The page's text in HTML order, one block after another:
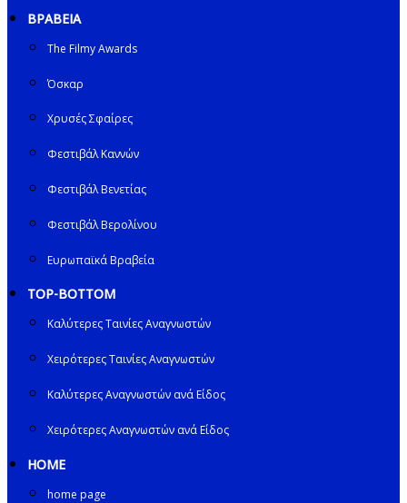
ΒΡΑΒΕΙΑ
The Filmy Awards
Όσκαρ
Χρυσές Σφαίρες
Φεστιβάλ Καννών
Φεστιβάλ Βενετίας
Φεστιβάλ Βερολίνου
Ευρωπαϊκά Βραβεία
TOP-BOTTOM
Καλύτερες Ταινίες Αναγνωστών
Χειρότερες Ταινίες Αναγνωστών
Καλύτερες Αναγνωστών ανά Είδος
Χειρότερες Αναγνωστών ανά Είδος
HOME
home page